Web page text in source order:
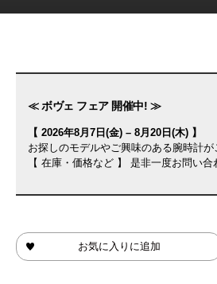
≪ ボヴェ フェア 開催中! ≫
【 2026年8月7日(金) – 8月20日(木) 】
お探しのモデルやご興味のある腕時計が
【 在庫・価格など 】 是非一度お問い合
お気に入りに追加